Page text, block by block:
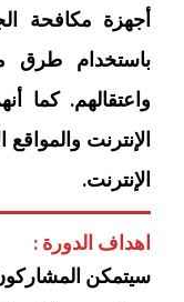
أجهزة مكافحة
باستخدام طرق
واعتقالهم. كما
الإنترنت
الإنترنت.
اهداف الدورة :
سيتمكن